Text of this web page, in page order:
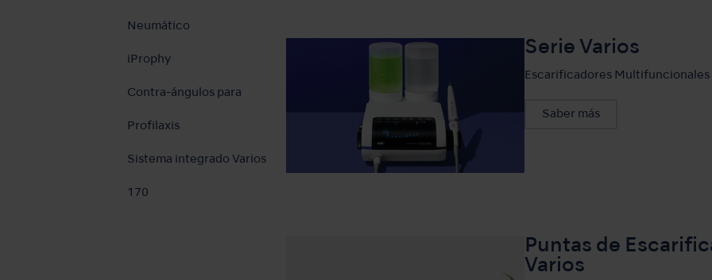
Neumático
iProphy
Contra-ángulos para
Profilaxis
Sistema integrado Varios
170
Serie Varios
Escarificadores
Saber más
Puntas de
Varios